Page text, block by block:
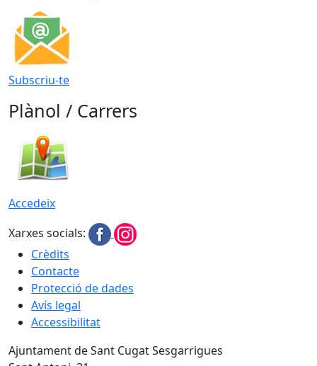
Subscriu-te
Plànol / Carrers
Accedeix
Xarxes socials:
Crèdits
Contacte
Protecció de dades
Avís legal
Accessibilitat
Ajuntament de Sant Cugat Sesgarrigues